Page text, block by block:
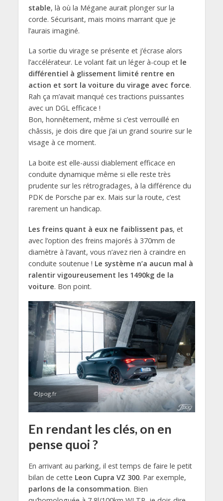
stable, là où la Mégane aurait plonger sur la
corde. Sécurisant, mais moins marrant que je
l’aurais imaginé.
La sortie du virage se présente et j’écrase alors
l’accélérateur. Le volant fait un léger à-coup et le
différentiel à glissement limité rentre en
action et sort la voiture du virage avec force.
Rah ça m’avait manqué ces tractions puissantes
avec un DGL efficace !
Bon, honnêtement, même si c’est verrouillé en
châssis, je dois dire que j’ai un grand sourire sur le
visage à ce moment.
La boite est elle-aussi diablement efficace en
conduite dynamique même si elle reste très
prudente sur les rétrogradages, à la différence du
PDK de Porsche par ex. Mais sur la route, c’est
rarement un handicap.
Les freins quant à eux ne faiblissent pas, et
avec l’option des freins majorés à 370mm de
diamètre à l’avant, vous n’avez rien à craindre en
conduite soutenue ! Le système n’a aucun mal à
ralentir vigoureusement les 1490kg de la
voiture. Bon point.
©Jpog.fr
En rendant les clés, on en
pense quoi ?
En arrivant au parking, il est temps de faire le petit
bilan de cette Leon Cupra VZ 300. Par exemple,
parlons de la consommation. Bien